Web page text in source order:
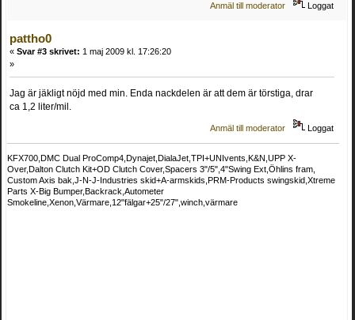
Anmäl till moderator Loggat
pattho0
« Svar #3 skrivet: 1 maj 2009 kl. 17:26:20
»
Jag är jäkligt nöjd med min. Enda nackdelen är att dem är törstiga, drar
ca 1,2 liter/mil.
Anmäl till moderator Loggat
KFX700,DMC Dual ProComp4,Dynajet,DialaJet,TPI+UNIvents,K&N,UPP X-
Over,Dalton Clutch Kit+OD Clutch Cover,Spacers 3"/5",4"Swing Ext,Öhlins fram,
Custom Axis bak,J-N-J-Industries skid+A-armskids,PRM-Products swingskid,Xtreme
Parts X-Big Bumper,Backrack,Autometer
Smokeline,Xenon,Värmare,12"fälgar+25"/27",winch,värmare